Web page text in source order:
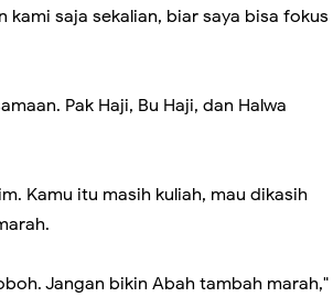
kami saja sekalian, biar saya bisa fokus
Pak Haji, Bu Haji, dan Halwa
Kamu itu masih kuliah, mau dikasih
Jangan bikin Abah tambah marah,"